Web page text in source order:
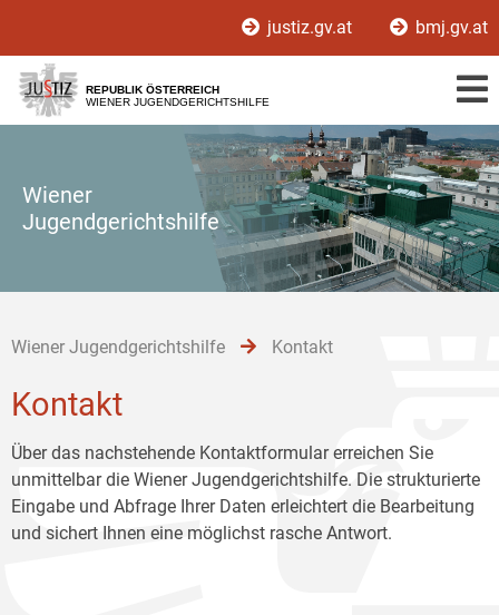
[1]
[2]
[3]
justiz.gv.at bmj.gv.at
REPUBLIK ÖSTERREICH
WIENER JUGENDGERICHTSHILFE
Wiener
Jugendgerichtshilfe
Wiener Jugendgerichtshilfe Kontakt
Kontakt
Über das nachstehende Kontaktformular erreichen Sie
unmittelbar die Wiener Jugendgerichtshilfe. Die strukturierte
Eingabe und Abfrage Ihrer Daten erleichtert die Bearbeitung
und sichert Ihnen eine möglichst rasche Antwort.